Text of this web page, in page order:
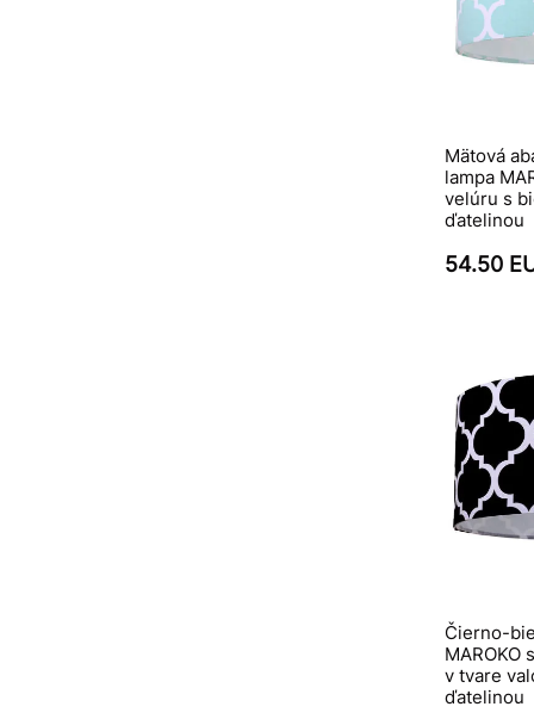
Mätová
lampa
velúru s
ďatelinou
54.50
Čierno-
MAROKO
v tvare
ďatelinou